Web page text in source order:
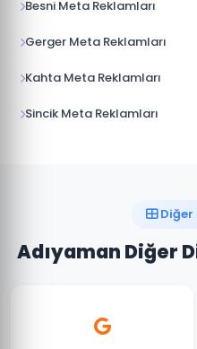
Besni Meta Reklamları
Gerger Meta Reklamları
Kahta Meta Reklamları
Sincik Meta Reklamları
Diğer
Adıyaman Diğer